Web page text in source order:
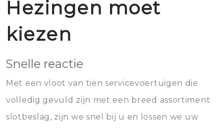
Hezingen moet
kiezen
Snelle reactie
Met een vloot van tien servicevoertuigen die
volledig gevuld zijn met een breed assortiment
slotbeslag, zijn we snel bij u en lossen we uw